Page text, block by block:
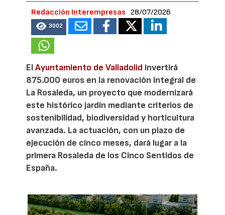
Redacción Interempresas 28/07/2026
3002
ElAyuntamiento de Valladolid invertirá
875.000 euros en la renovación integral de
La Rosaleda, un proyecto que modernizará
este histórico jardín mediante criterios de
sostenibilidad, biodiversidad y horticultura
avanzada. La actuación, con un plazo de
ejecución de cinco meses, dará lugar a la
primera Rosaleda de los Cinco Sentidos de
España.